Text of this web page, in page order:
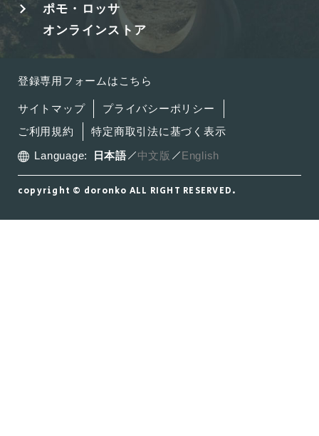
ポモ・ロッサ
オンラインストア
登録専用フォームはこちら
サイトマップ
プライバシーポリシー
ご利用規約
特定商取引法に基づく表示
Language: 日本語 中文版 English
copyright © doronko ALL RIGHT RESERVED.